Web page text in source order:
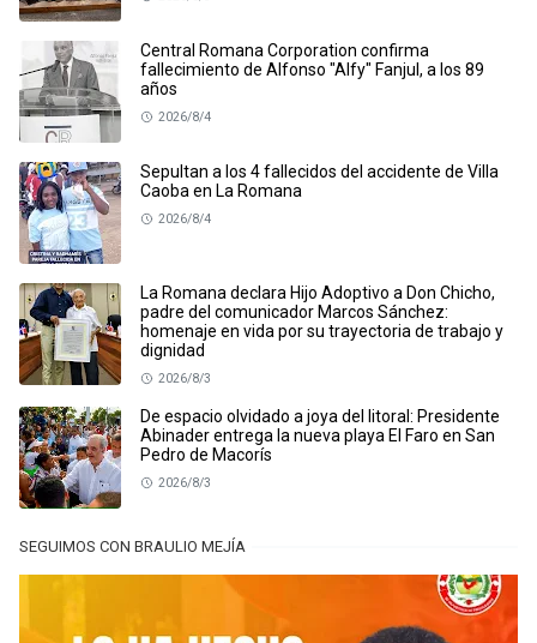
Central Romana Corporation confirma
fallecimiento de Alfonso "Alfy" Fanjul, a los 89
años
2026/8/4
Sepultan a los 4 fallecidos del accidente de Villa
Caoba en La Romana
2026/8/4
La Romana declara Hijo Adoptivo a Don Chicho,
padre del comunicador Marcos Sánchez:
homenaje en vida por su trayectoria de trabajo y
dignidad
2026/8/3
De espacio olvidado a joya del litoral: Presidente
Abinader entrega la nueva playa El Faro en San
Pedro de Macorís
2026/8/3
SEGUIMOS CON BRAULIO MEJÍA